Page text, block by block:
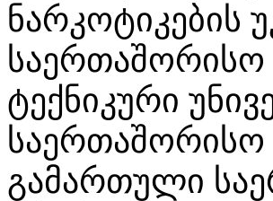
ნარკოტიკების
საერთაშორისო
ტექნიკური
გამართული